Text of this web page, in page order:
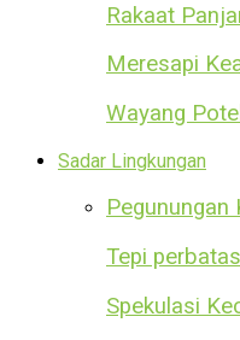
Rakaat
Meresapi
Wayang
Sadar Lingkungan
Pegunungan
Tepi
Spekulasi